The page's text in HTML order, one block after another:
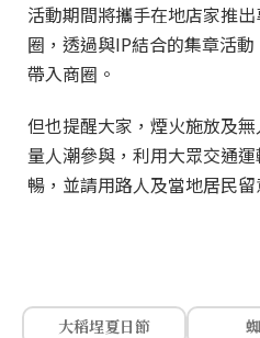
活動期間將攜手在地店家推
圈，透過與IP結合的集章活
帶入商圈。
但也提醒大家，煙火施放及
量人潮參與，利用大眾交通
暢，並請用路人及當地居民
大稻埕夏日節